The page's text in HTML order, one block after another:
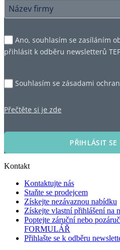
Ano, souhlasím se zasíláním
přihlásit k odběru newsletterů
Souhlasím se zásadami
Přečtěte si je zde
PŘIHLÁSIT SE
Kontakt
Kontaktujte nás
Staňte se prodejcem
Získejte nezávaznou nabídku
Získejte vlastní přihlášení na
Poptejte záruční nebo
FORMULÁŘ
Přihlašte se k odběru